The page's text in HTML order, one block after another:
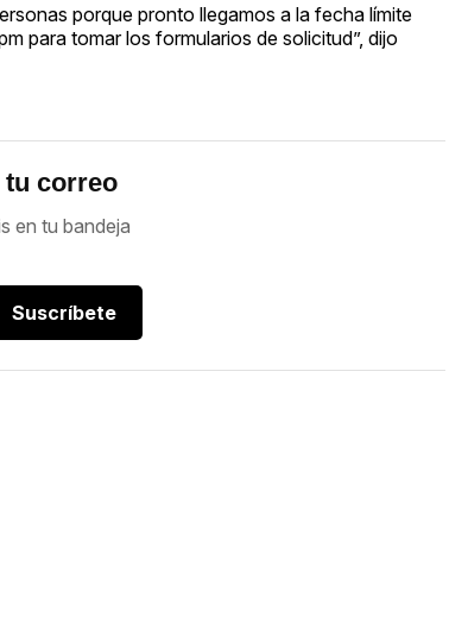
porque pronto llegamos a la fecha límite
para tomar los formularios de solicitud”, dijo
tu correo
en tu bandeja
Suscríbete